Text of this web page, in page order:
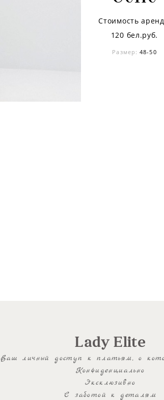
Стоимость
120 бел.руб.
Размер:48-50
Lady Elite
Ваш личный доступ к платьям, о
Конфиденциально
Эксклюзивно
С заботой к деталям